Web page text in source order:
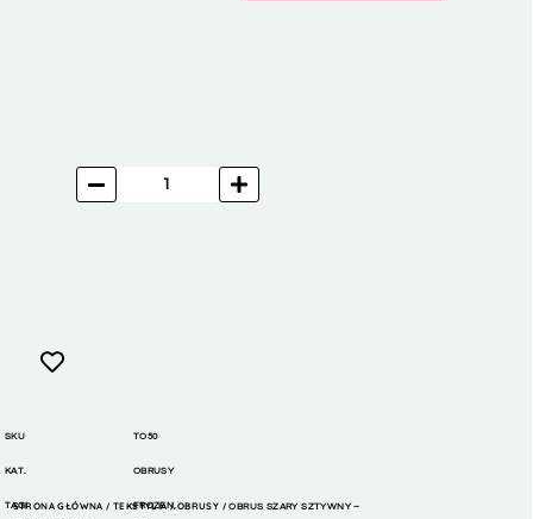
SKU TO50
KAT. OBRUSY
TAGI FROZEN,
STRONA GŁÓWNA /TEKSTYLIA/OBRUSY / OBRUS SZARY SZTYWNY –